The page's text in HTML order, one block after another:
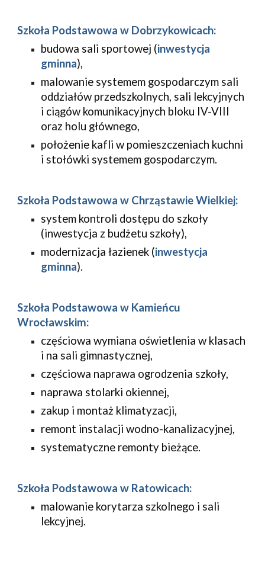
Szkoła Podstawowa w Dobrzykowicach:
budowa sali sportowej (inwestycja
gminna),
malowanie systemem gospodarczym sali
oddziałów przedszkolnych, sali lekcyjnych
i ciągów komunikacyjnych bloku IV-VIII
oraz holu głównego,
położenie kafli w pomieszczeniach kuchni
i stołówki systemem gospodarczym.
Szkoła Podstawowa w Chrząstawie Wielkiej:
system kontroli dostępu do szkoły
(inwestycja z budżetu szkoły),
modernizacja łazienek (inwestycja
gminna).
Szkoła Podstawowa w Kamieńcu
Wrocławskim:
częściowa wymiana oświetlenia w klasach
i na sali gimnastycznej,
częściowa naprawa ogrodzenia szkoły,
naprawa stolarki okiennej,
zakup i montaż klimatyzacji,
remont instalacji wodno-kanalizacyjnej,
systematyczne remonty bieżące.
Szkoła Podstawowa w Ratowicach:
malowanie korytarza szkolnego i sali
lekcyjnej.